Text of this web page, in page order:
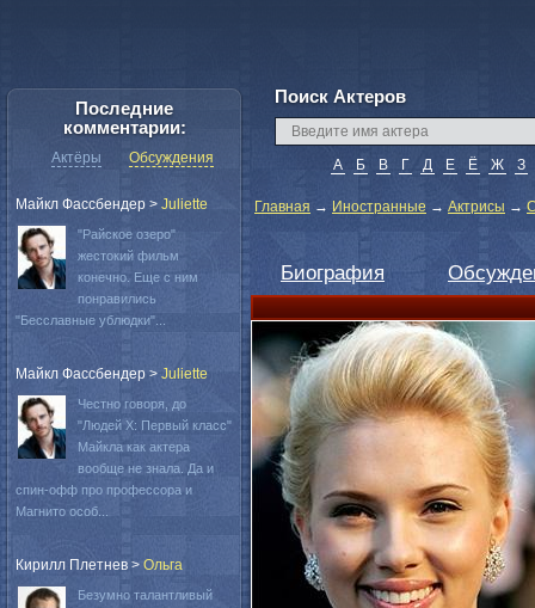
Поиск Актеров
А Б В Г Д Е Ё Ж З
Главная → Иностранные → Актрисы →
Биография
Последние
комментарии:
Актёры Обсуждения
Майкл Фассбендер > Juliette
"Райское озеро"
жестокий фильм
конечно. Еще с ним
понравились
"Бесславные ублюдки"...
Майкл Фассбендер > Juliette
Честно говоря, до
"Людей Х: Первый класс"
Майкла как актера
вообще не знала. Да и
спин-офф про профессора и
Магнито особ...
Кирилл Плетнев > Oльга
Безумно талантливый